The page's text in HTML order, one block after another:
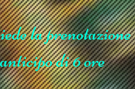
la prenotazione
di 6 ore